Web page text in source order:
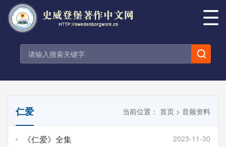
仁爱 当前位置： 首页 > 音频资料
《仁爱》全集 2023-11-30